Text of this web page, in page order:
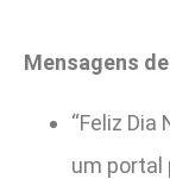
Mensagens
“Feliz
um portal